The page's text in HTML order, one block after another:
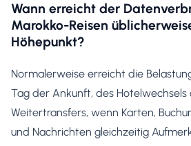
Wann erreicht der
Marokko-Reisen
Höhepunkt?
Normalerweise erreicht die
Tag der Ankunft, des Hotelwechsels
Weitertransfers, wenn Karten,
und Nachrichten gleichzeitig